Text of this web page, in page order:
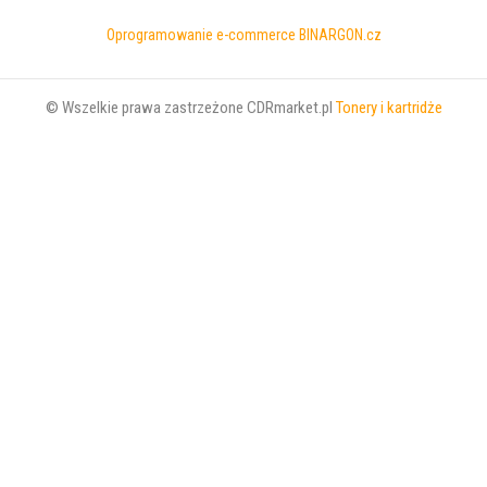
Oprogramowanie e-commerce BINARGON.cz
© Wszelkie prawa zastrzeżone CDRmarket.pl Tonery i kartridże